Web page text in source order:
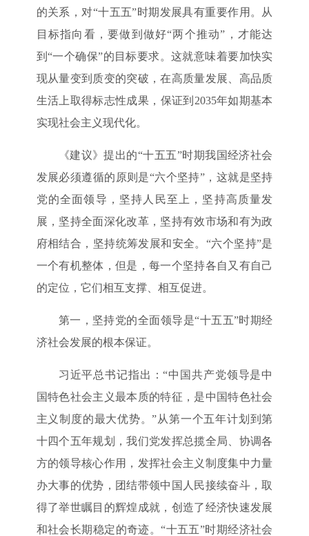
的关系，对“十五五”时期发展具有重要作用。从
目标指向看，要做到做好“两个推动”，才能达
到“一个确保”的目标要求。这就意味着要加快实
现从量变到质变的突破，在高质量发展、高品质
生活上取得标志性成果，保证到2035年如期基本
实现社会主义现代化。
《建议》提出的“十五五”时期我国经济社会
发展必须遵循的原则是“六个坚持”，这就是坚持
党的全面领导，坚持人民至上，坚持高质量发
展，坚持全面深化改革，坚持有效市场和有为政
府相结合，坚持统筹发展和安全。“六个坚持”是
一个有机整体，但是，每一个坚持各自又有自己
的定位，它们相互支撑、相互促进。
第一，坚持党的全面领导是“十五五”时期经
济社会发展的根本保证。
习近平总书记指出：“中国共产党领导是中
国特色社会主义最本质的特征，是中国特色社会
主义制度的最大优势。”从第一个五年计划到第
十四个五年规划，我们党发挥总揽全局、协调各
方的领导核心作用，发挥社会主义制度集中力量
办大事的优势，团结带领中国人民接续奋斗，取
得了举世瞩目的辉煌成就，创造了经济快速发展
和社会长期稳定的奇迹。“十五五”时期经济社会